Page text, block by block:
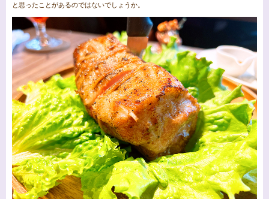
と思ったことがあるのではないでしょうか。